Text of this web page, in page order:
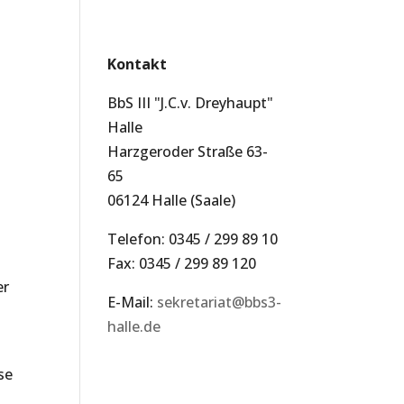
Kontakt
BbS III "J.C.v. Dreyhaupt"
Halle
Harzgeroder Straße 63-
65
06124 Halle (Saale)
Telefon: 0345 / 299 89 10
Fax: 0345 / 299 89 120
E-Mail: sekretariat@bbs3-
halle.de